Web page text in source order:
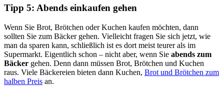
Tipp 5: Abends einkaufen gehen
Wenn Sie Brot, Brötchen oder Kuchen kaufen möchten, dann
sollten Sie zum Bäcker gehen. Vielleicht fragen Sie sich jetzt, wie
man da sparen kann, schließlich ist es dort meist teurer als im
Supermarkt. Eigentlich schon – nicht aber, wenn Sie abends zum
Bäcker gehen. Denn dann müssen Brot, Brötchen und Kuchen
raus. Viele Bäckereien bieten dann Kuchen, Brot und Brötchen zum
halben Preis an.